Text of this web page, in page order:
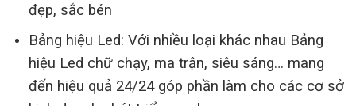
đẹp, sắc bén
Bảng hiệu Led: Với nhiều loại khác nhau Bảng
hiệu Led chữ chạy, ma trận, siêu sáng… mang
đến hiệu quả 24/24 góp phần làm cho các cơ sở